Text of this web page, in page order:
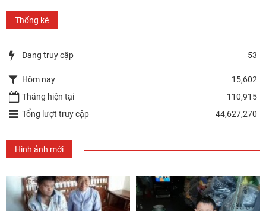
Thống kê
Đang truy cập 53
Hôm nay
15,602
Tháng hiện tại
110,915
Tổng lượt truy cập
44,627,270
Hình ảnh mới